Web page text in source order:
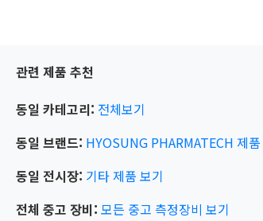
관련 제품 추천
동일 카테고리: 전체보기
동일 브랜드: HYOSUNG PHARMATECH 제
동일 전시장: 기타제품 보기
전체 중고 장비: 모든 중고 측정장비 보기